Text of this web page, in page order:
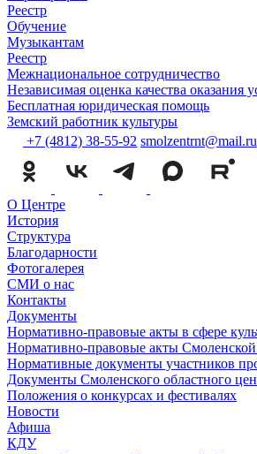
Реестр
Обучение
Музыкантам
Реестр
Межнациональное сотрудничество
Независимая оценка качества оказания
Бесплатная юридическая помощь
Земский работник культуры
+7 (4812) 38-55-92 smolzentrnt@mail.ru
О Центре
История
Структура
Благодарности
Фотогалерея
СМИ о нас
Контакты
Документы
Нормативно-правовые акты в сфере
Нормативно-правовые акты Смоленской
Нормативные документы участников
Документы Смоленского областного
Положения о конкурсах и фестивалях
Новости
Афиша
КДУ